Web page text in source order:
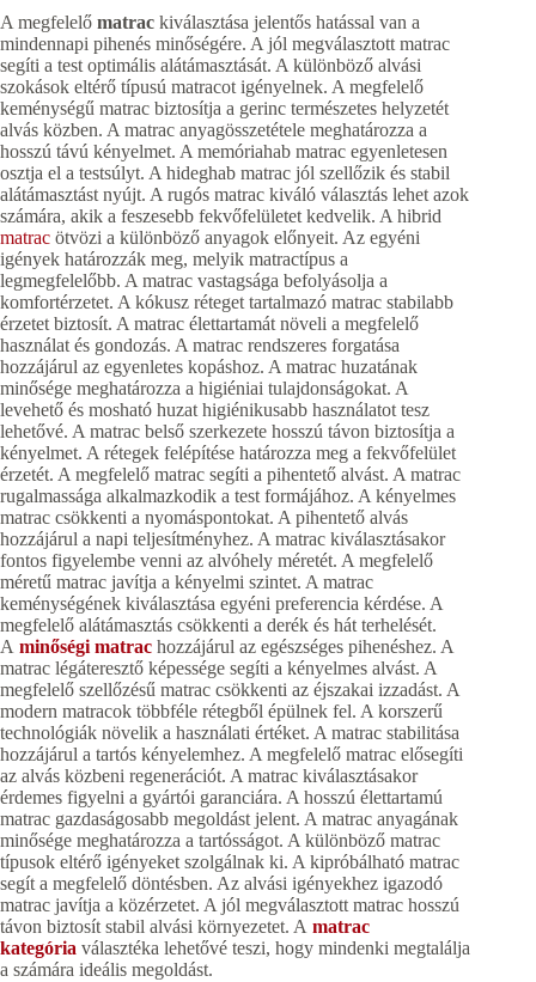
A megfelelő matrac kiválasztása jelentős hatással van a
mindennapi pihenés minőségére. A jól megválasztott matrac
segíti a test optimális alátámasztását. A különböző alvási
szokások eltérő típusú matracot igényelnek. A megfelelő
keménységű matrac biztosítja a gerinc természetes helyzetét
alvás közben. A matrac anyagösszetétele meghatározza a
hosszú távú kényelmet. A memóriahab matrac egyenletesen
osztja el a testsúlyt. A hideghab matrac jól szellőzik és stabil
alátámasztást nyújt. A rugós matrac kiváló választás lehet azok
számára, akik a feszesebb fekvőfelületet kedvelik. A hibrid
matrac ötvözi a különböző anyagok előnyeit. Az egyéni
igények határozzák meg, melyik matractípus a
legmegfelelőbb. A matrac vastagsága befolyásolja a
komfortérzetet. A kókusz réteget tartalmazó matrac stabilabb
érzetet biztosít. A matrac élettartamát növeli a megfelelő
használat és gondozás. A matrac rendszeres forgatása
hozzájárul az egyenletes kopáshoz. A matrac huzatának
minősége meghatározza a higiéniai tulajdonságokat. A
levehető és mosható huzat higiénikusabb használatot tesz
lehetővé. A matrac belső szerkezete hosszú távon biztosítja a
kényelmet. A rétegek felépítése határozza meg a fekvőfelület
érzetét. A megfelelő matrac segíti a pihentető alvást. A matrac
rugalmassága alkalmazkodik a test formájához. A kényelmes
matrac csökkenti a nyomáspontokat. A pihentető alvás
hozzájárul a napi teljesítményhez. A matrac kiválasztásakor
fontos figyelembe venni az alvóhely méretét. A megfelelő
méretű matrac javítja a kényelmi szintet. A matrac
keménységének kiválasztása egyéni preferencia kérdése. A
megfelelő alátámasztás csökkenti a derék és hát terhelését.
A minőségi matrac hozzájárul az egészséges pihenéshez. A
matrac légáteresztő képessége segíti a kényelmes alvást. A
megfelelő szellőzésű matrac csökkenti az éjszakai izzadást. A
modern matracok többféle rétegből épülnek fel. A korszerű
technológiák növelik a használati értéket. A matrac stabilitása
hozzájárul a tartós kényelemhez. A megfelelő matrac elősegíti
az alvás közbeni regenerációt. A matrac kiválasztásakor
érdemes figyelni a gyártói garanciára. A hosszú élettartamú
matrac gazdaságosabb megoldást jelent. A matrac anyagának
minősége meghatározza a tartósságot. A különböző matrac
típusok eltérő igényeket szolgálnak ki. A kipróbálható matrac
segít a megfelelő döntésben. Az alvási igényekhez igazodó
matrac javítja a közérzetet. A jól megválasztott matrac hosszú
távon biztosít stabil alvási környezetet. A matrac
kategória választéka lehetővé teszi, hogy mindenki megtalálja
a számára ideális megoldást.